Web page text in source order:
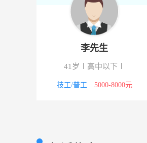
其他类型
设计经理 设计策划
财会审计
后勤专员 办公文员
李先生
41岁 高中以下
技工/普工 5000-8000元